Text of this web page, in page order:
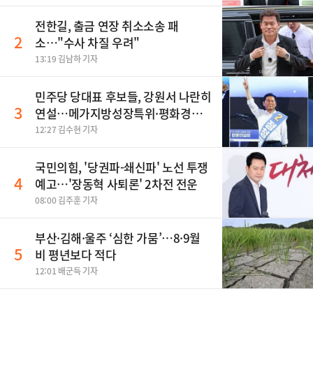
2
전한길, 출금 연장 취소소송 패
소…"수사 차질 우려"
13:19 김남하 기자
3
민주당 당대표 후보들, 강원서 나란히
연설…메가지방성장특위·평화경제
특구 공약
12:27 김수현 기자
4
국민의힘, '당권파-쇄신파' 노선 투쟁
예고…'장동혁 사퇴론' 2차전 전운
08:00 김주훈 기자
5
부산·김해·울주 ‘심한 가뭄’…8·9월
비 평년보다 적다
12:01 배군득 기자